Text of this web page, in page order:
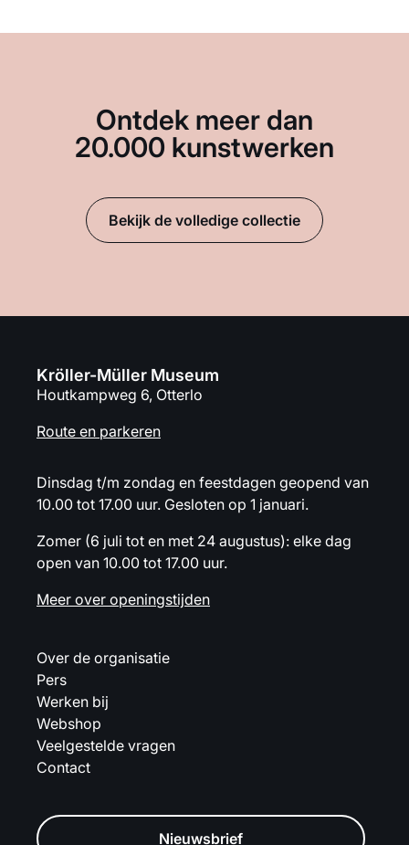
Ontdek meer dan
20.000 kunstwerken
Bekijk de volledige collectie
Kröller-Müller Museum
Houtkampweg 6, Otterlo
Route en parkeren
Dinsdag t/m zondag en feestdagen geopend van
10.00 tot 17.00 uur. Gesloten op 1 januari.
Zomer (6 juli tot en met 24 augustus): elke dag
open van 10.00 tot 17.00 uur.
Meer over openingstijden
Over de organisatie
Pers
Werken bij
Webshop
Veelgestelde vragen
Contact
Nieuwsbrief